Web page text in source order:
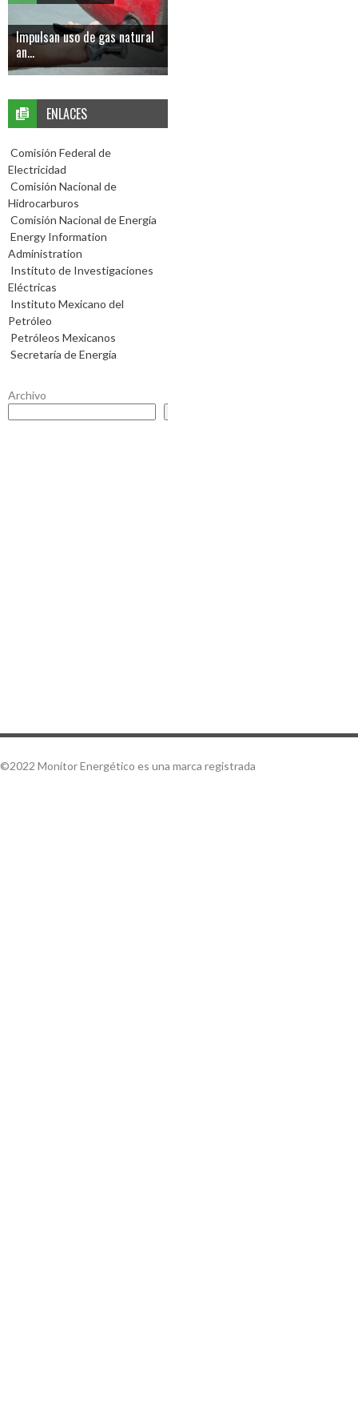
Impulsan uso de gas natural
an...
ENLACES
Comisión Federal de
Electricidad
Comisión Nacional de
Hidrocarburos
Comisión Nacional de Energía
Energy Information
Administration
Instituto de Investigaciones
Eléctricas
Instituto Mexicano del
Petróleo
Petróleos Mexicanos
Secretaría de Energía
Archivo
©2022 Monitor Energético es una marca registrada